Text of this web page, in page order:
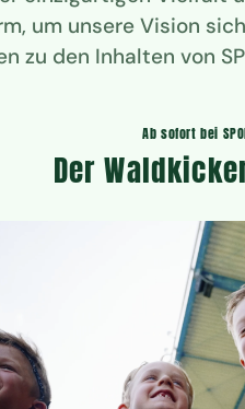
um unsere Vision
zu den Inhalten von
Ab sofort bei
Der